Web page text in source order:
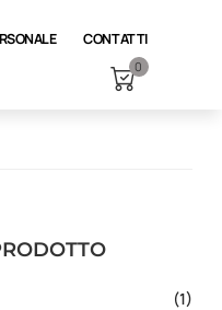
CONTATTI
0
(1)